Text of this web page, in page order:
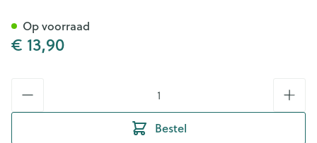
€ 13,90
Bestel
Op voorraad